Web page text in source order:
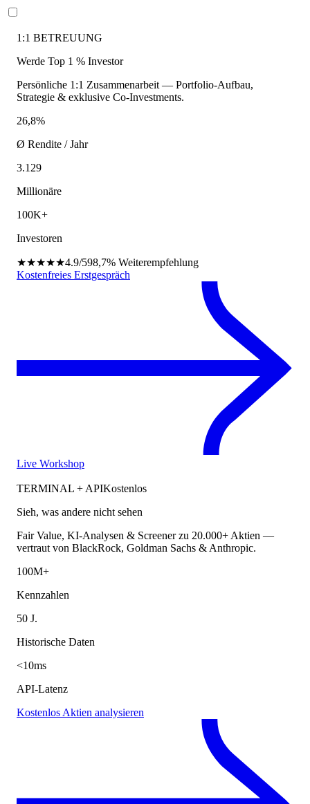
1:1 BETREUUNG
Werde Top 1 % Investor
Persönliche 1:1 Zusammenarbeit — Portfolio-Aufbau,
Strategie & exklusive Co-Investments.
26,8%
Ø Rendite / Jahr
3.129
Millionäre
100K+
Investoren
★★★★★4.9/598,7% Weiterempfehlung
Kostenfreies Erstgespräch
Live Workshop
TERMINAL + APIKostenlos
Sieh, was andere nicht sehen
Fair Value, KI-Analysen & Screener zu 20.000+ Aktien —
vertraut von BlackRock, Goldman Sachs & Anthropic.
100M+
Kennzahlen
50 J.
Historische Daten
<10ms
API-Latenz
Kostenlos Aktien analysieren